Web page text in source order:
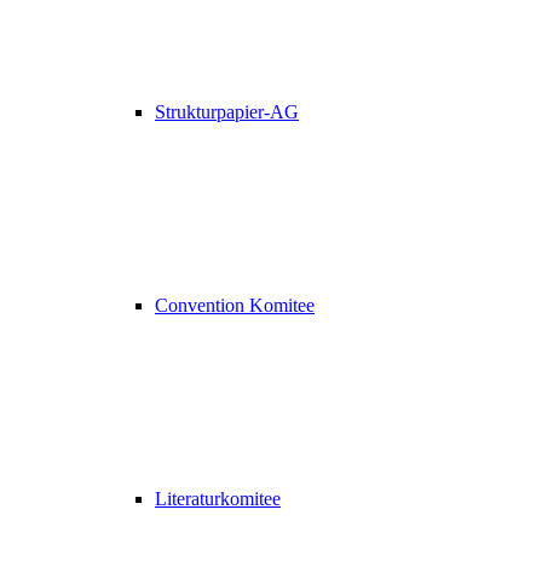
Strukturpapier-AG
Convention Komitee
Literaturkomitee